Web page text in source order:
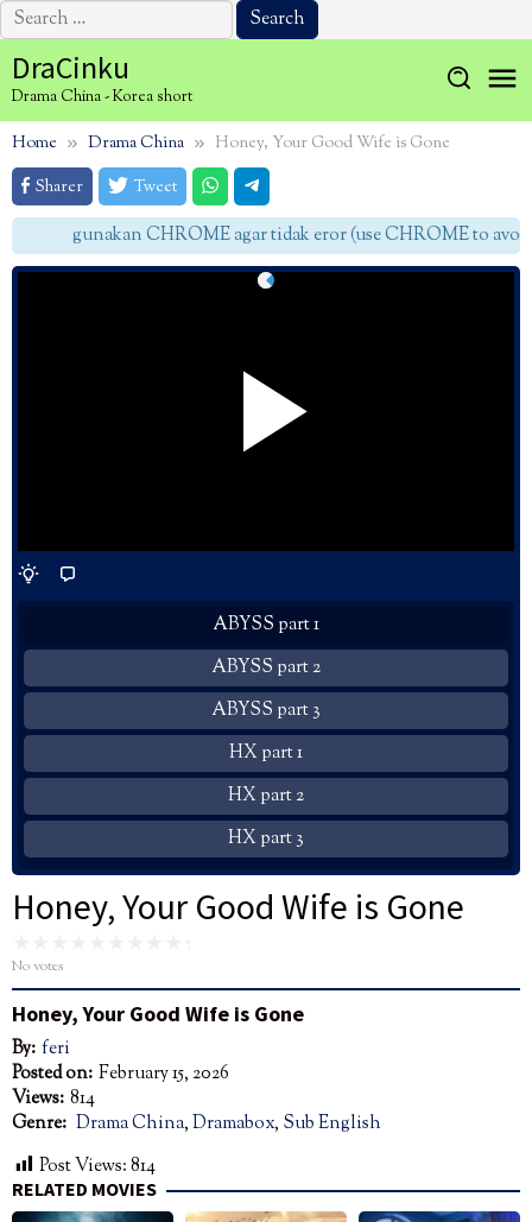
Search
for:
to
content
DraCinku
Drama China - Korea short
Home Drama China
Honey, Your Good Wife is Gone
Sharer
Tweet
gunakan CHROME agar tidak eror (use CHROME to avoid
ABYSS part 1
ABYSS part 2
ABYSS part 3
HX part 1
HX part 2
HX part 3
Honey, Your Good Wife is Gone
No votes
Honey, Your Good Wife is Gone
By: feri
Posted on: February 15, 2026
Views: 814
Genre: Drama China,Dramabox, Sub English
Post Views:814
RELATED MOVIES